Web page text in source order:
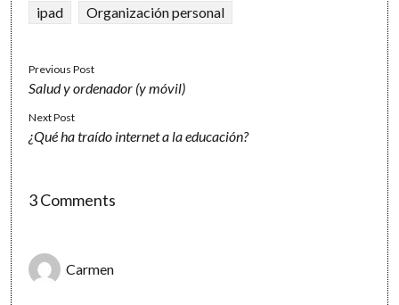
ipad Organización personal
Previous Post
Salud y ordenador (y móvil)
Next Post
¿Qué ha traído internet a la educación?
3 Comments
Carmen